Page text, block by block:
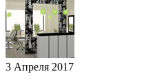
3 Апреля 2017